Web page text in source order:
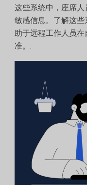
这些系统中，座席
敏感信息。了解这
助于远程工作人员
准。.